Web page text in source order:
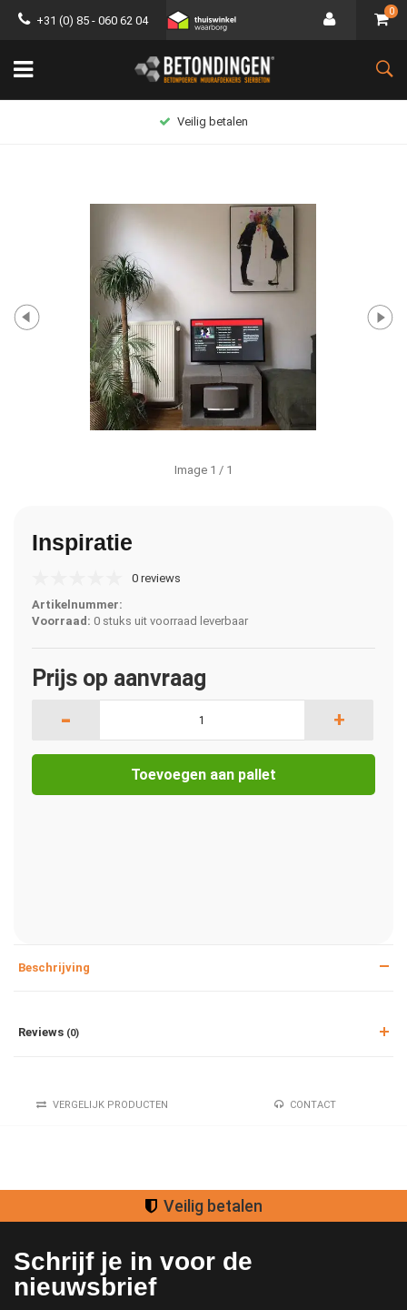
+31 (0) 85 - 060 62 04
0
Veilig betalen
Image 1 / 1
Inspiratie
0 reviews
Artikelnummer:
Voorraad: 0 stuks uit voorraad leverbaar
Prijs op aanvraag
- +
Toevoegen aan pallet
Beschrijving
Reviews (0)
VERGELIJK PRODUCTEN CONTACT
Veilig betalen
Schrijf je in voor de
nieuwsbrief